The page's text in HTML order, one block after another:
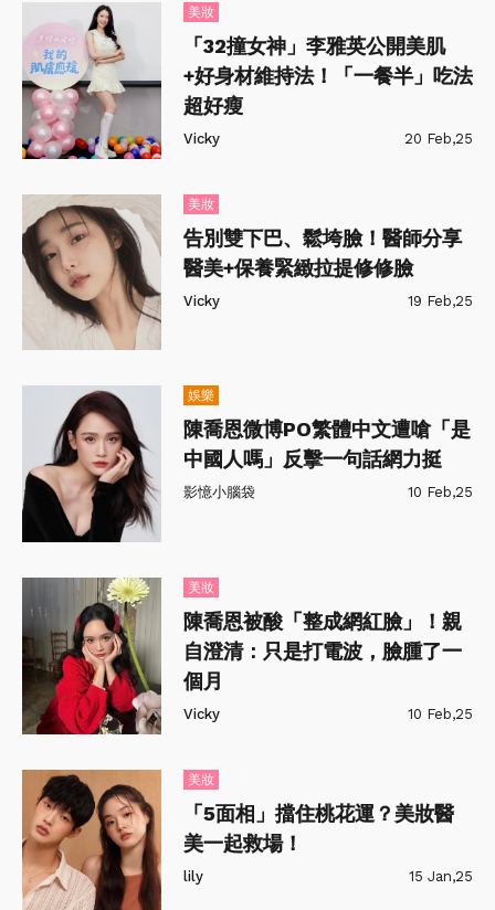
美妝
「32撞女神」李雅英公開美肌
+好身材維持法！「一餐半」吃法
超好瘦
Vicky 20 Feb,25
美妝
告別雙下巴、鬆垮臉！醫師分享
醫美+保養緊緻拉提修修臉
Vicky 19 Feb,25
娛樂
陳喬恩微博PO繁體中文遭嗆「是
中國人嗎」反擊一句話網力挺
影憶小腦袋 10 Feb,25
美妝
陳喬恩被酸「整成網紅臉」！親
自澄清：只是打電波，臉腫了一
個月
Vicky 10 Feb,25
美妝
「5面相」擋住桃花運？美妝醫
美一起救場！
lily 15 Jan,25